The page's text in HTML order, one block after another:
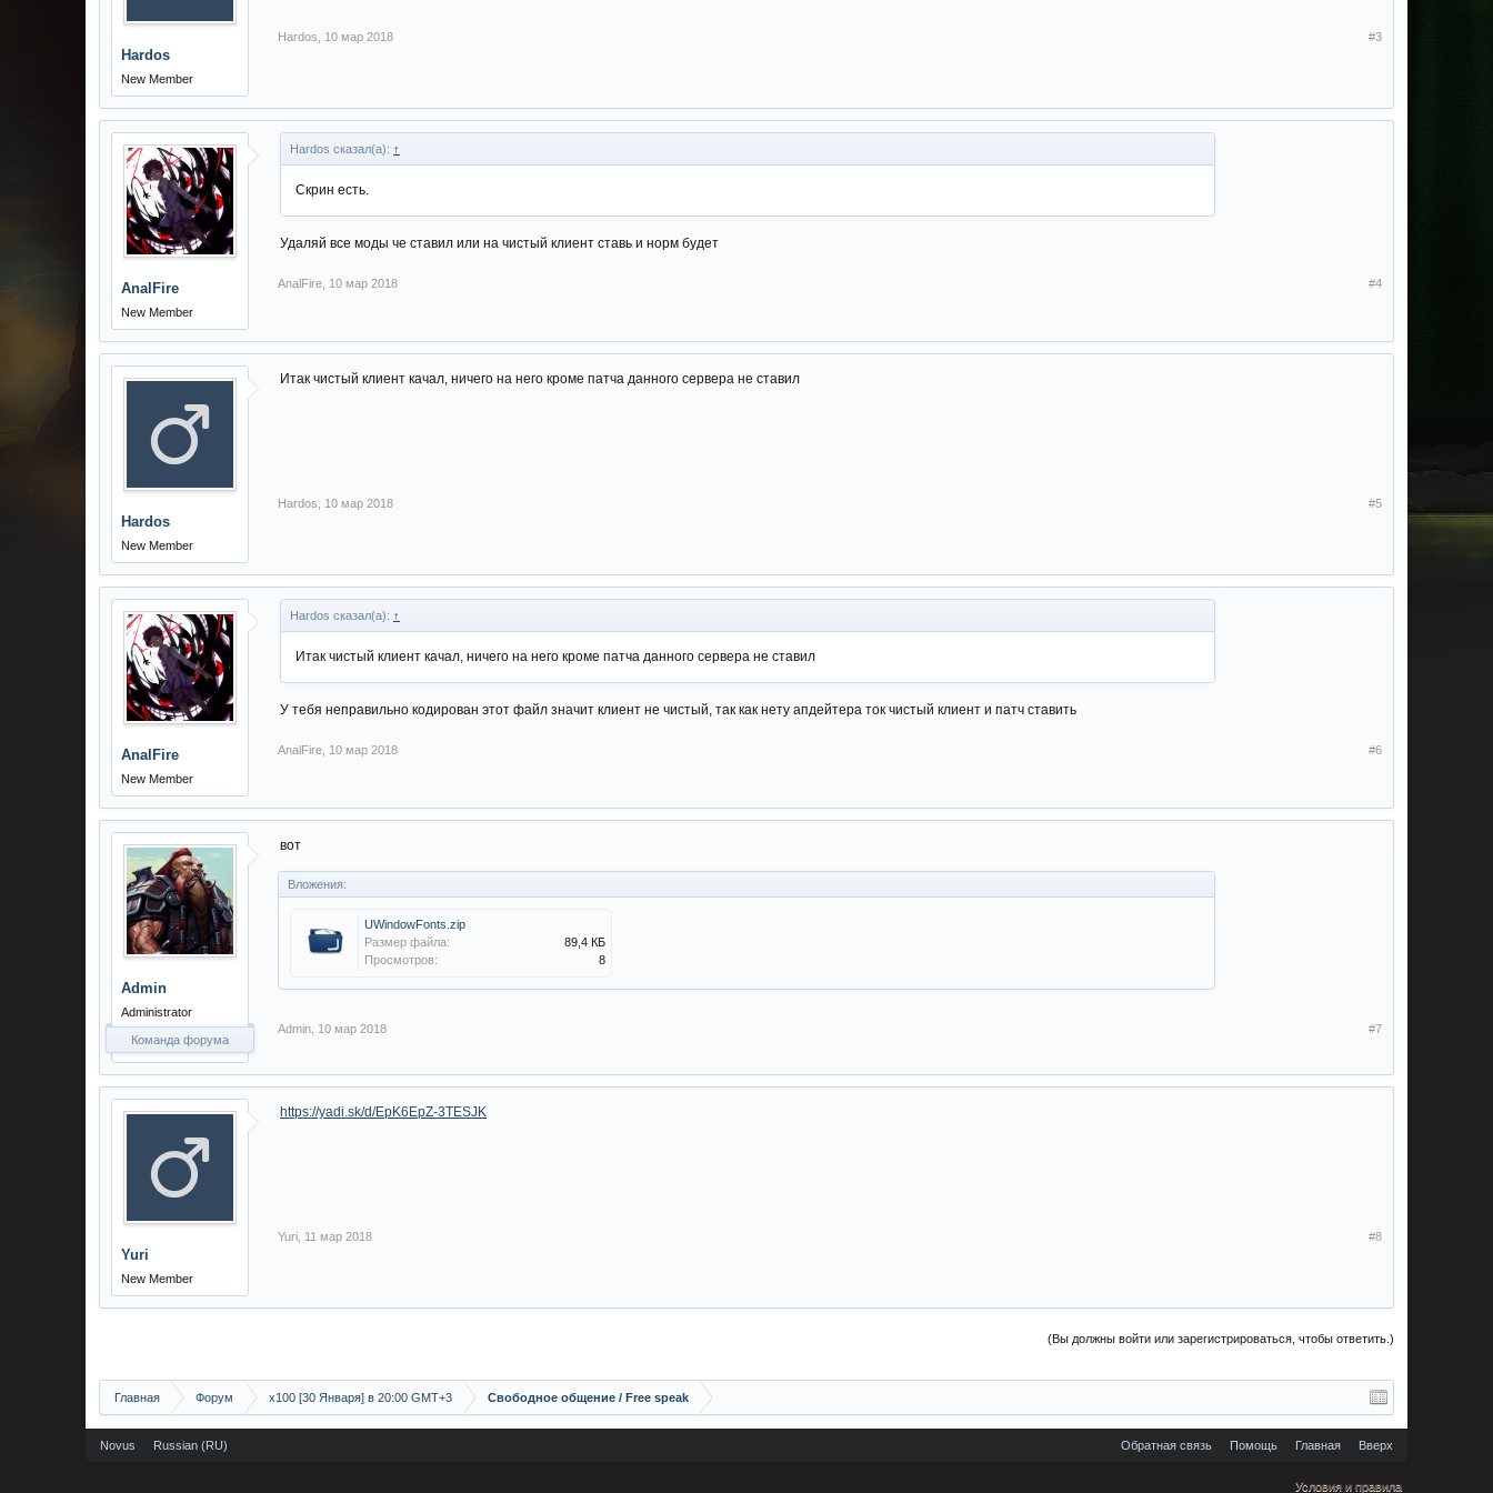
Hardos
New Member
Hardos 10 мар 2018 #3
AnalFire
New Member
Hardos сказал(а): ↑
Скрин есть.
Удаляй все моды че ставил или на чистый клиент ставь и норм будет
AnalFire 10 мар 2018 #4
Hardos
New Member
Итак чистый клиент качал, ничего на него кроме патча данного сервера не ставил
Hardos 10 мар 2018 #5
AnalFire
New Member
Hardos сказал(а): ↑
Итак чистый клиент качал, ничего на него кроме патча данного сервера не ставил
У тебя неправильно кодирован этот файл значит клиент не чистый, так как нету апдейтера ток чистый клиент и патч ставить
AnalFire 10 мар 2018 #6
Admin
Administrator
Команда форума
вот
Вложения:
UWindowFonts.zip
Размер файла:
89,4 КБ
Просмотров:
8
Admin 10 мар 2018 #7
Yuri
New Member
https://yadi.sk/d/EpK6EpZ-3TESJK
Yuri 11 мар 2018 #8
(Вы должны войти или зарегистрироваться, чтобы ответить.)
Главная Форум х100 [30 Января] в 20:00 GMT+3 Свободное общение / Free speak
Novus Russian (RU) Обратная связь Помощь Главная Вверх
Условия и правила